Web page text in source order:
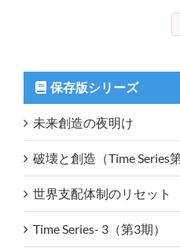
保存版シリーズ
未来創造の夜明け
破壊と創造（Time Series
世界支配体制のリセット
Time Series- 3（第3期）